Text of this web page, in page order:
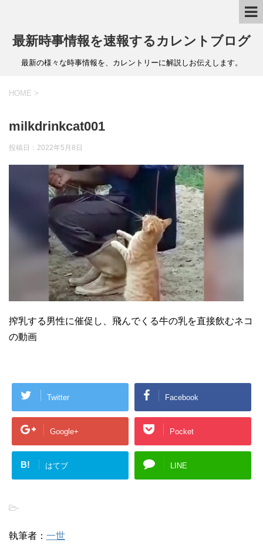
最新時事情報を速報するカレントブログ
最新の様々な時事情報を、カレントリーに解説しお伝えします。
HOME >
milkdrinkcat001
投稿日： 2022年5月8日
搾乳する男性に催促し、飛んでくる牛の乳を直接飲むネコ
の動画
Twitter Facebook
Google+ Pocket
B! はてブ LINE
-
執筆者： 一世